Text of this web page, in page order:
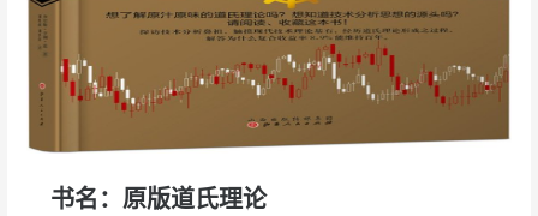
书名：原版道氏理论